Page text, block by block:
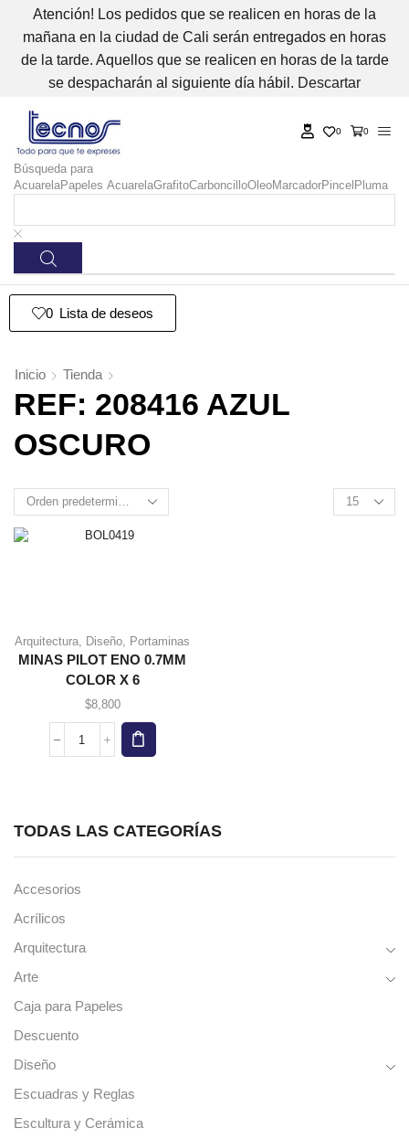
Atención! Los pedidos que se realicen en horas de la
mañana en la ciudad de Cali serán entregados en horas
de la tarde. Aquellos que se realicen en horas de la tarde
se despacharán al siguiente día hábil. Descartar
Búsqueda para
AcuarelaPapeles AcuarelaGrafitoCarboncilloOleoMarcadorPincel Pluma
0 0
0 Lista de deseos
Inicio Tienda
REF: 208416 AZUL
OSCURO
Arquitectura, Diseño, Portaminas
MINAS PILOT ENO 0.7MM
COLOR X 6
$8,800
TODAS LAS CATEGORÍAS
Accesorios
Acrílicos
Arquitectura
Arte
Caja para Papeles
Descuento
Diseño
Escuadras y Reglas
Escultura y Cerámica